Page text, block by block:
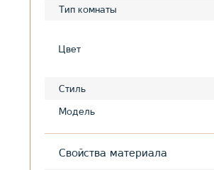
Тип комнаты
Цвет
Стиль
Модель
Свойства материала